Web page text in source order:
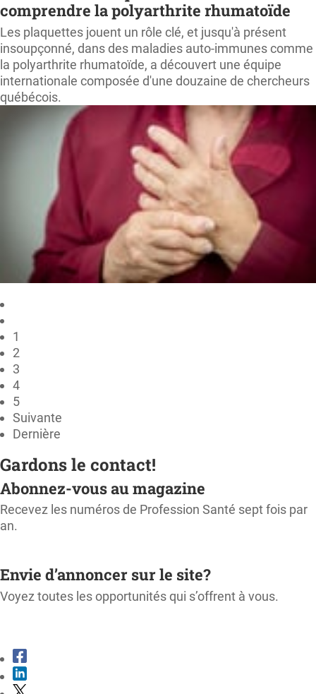
comprendre la polyarthrite rhumatoïde
Les plaquettes jouent un rôle clé, et jusqu'à présent
insoupçonné, dans des maladies auto-immunes comme
la polyarthrite rhumatoïde, a découvert une équipe
internationale composée d'une douzaine de chercheurs
québécois.
1
2
3
4
5
Suivante
Dernière
Gardons le contact!
Abonnez-vous au magazine
Recevez les numéros de Profession Santé sept fois par
an.
Envie d’annoncer sur le site?
Voyez toutes les opportunités qui s’offrent à vous.